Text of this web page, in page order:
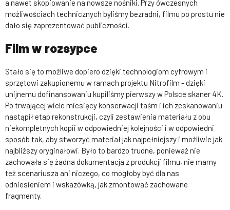
a nawet skopiowanie na nowsze nośniki. Przy ówczesnych
możliwościach technicznych byliśmy bezradni, filmu po prostu nie
dało się zaprezentować publiczności.
Film w rozsypce
Stało się to możliwe dopiero dzięki technologiom cyfrowym i
sprzętowi zakupionemu w ramach projektu Nitrofilm - dzięki
unijnemu dofinansowaniu kupiliśmy pierwszy w Polsce skaner 4K.
Po trwającej wiele miesięcy konserwacji taśm i ich zeskanowaniu
nastąpił etap rekonstrukcji, czyli zestawienia materiału z obu
niekompletnych kopii w odpowiedniej kolejności i w odpowiedni
sposób tak, aby stworzyć materiał jak najpełniejszy i możliwie jak
najbliższy oryginałowi. Było to bardzo trudne, ponieważ nie
zachowała się żadna dokumentacja z produkcji filmu, nie mamy
też scenariusza ani niczego, co mogłoby być dla nas
odniesieniem i wskazówką, jak zmontować zachowane
fragmenty.